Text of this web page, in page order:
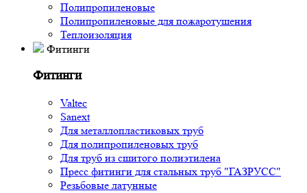
Полипропиленовые
Полипропиленовые для пожаротушения
Теплоизоляция
Фитинги
Фитинги
Valtec
Sanext
Для металлопластиковых труб
Для полипропиленовых труб
Для труб из сшитого полиэтилена
Пресс фитинги для стальных труб "ГАЗРУСС"
Резьбовые латунные